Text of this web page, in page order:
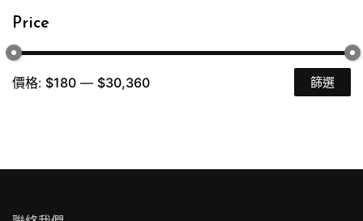
Price
最
最
篩選
價格: $180 — $30,360